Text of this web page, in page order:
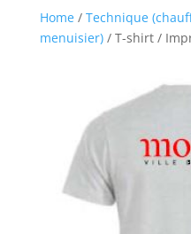
Home/ Technique
menuisier)/ T-shirt /